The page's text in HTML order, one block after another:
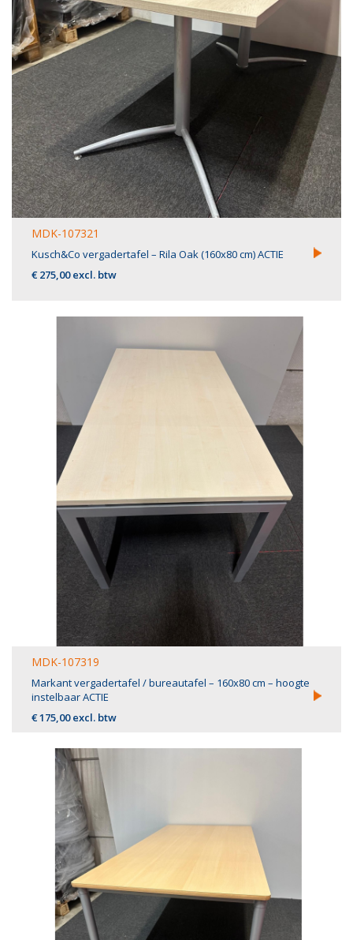
MDK-107321
Kusch&Co vergadertafel – Rila Oak (160x80 cm) ACTIE
€ 275,00 excl. btw
MDK-107319
Markant vergadertafel / bureautafel – 160x80 cm – hoogte
instelbaar ACTIE
€ 175,00 excl. btw